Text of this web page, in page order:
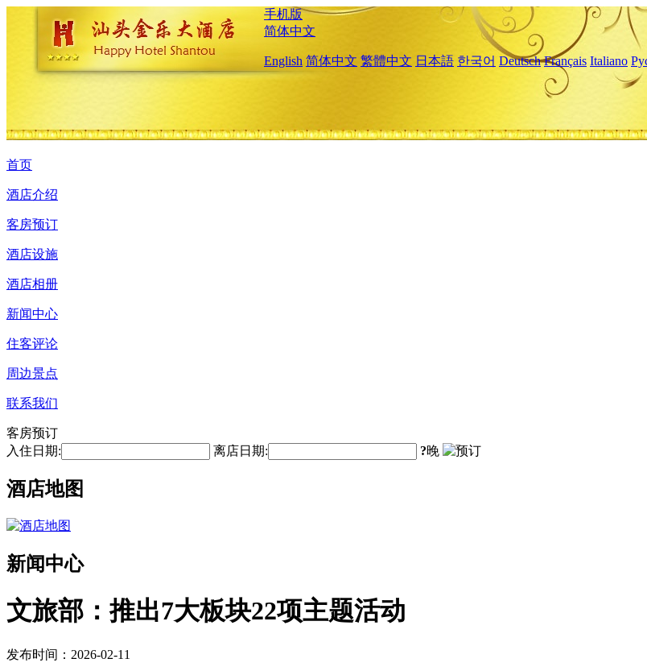
手机版
简体中文
English 简体中文 繁體中文 日本語 한국어 Deutsch Français Italiano
首页
酒店介绍
客房预订
酒店设施
酒店相册
新闻中心
住客评论
周边景点
联系我们
客房预订
入住日期:
离店日期: ?晚
酒店地图
新闻中心
文旅部：推出7大板块22项主题活动
发布时间：2026-02-11